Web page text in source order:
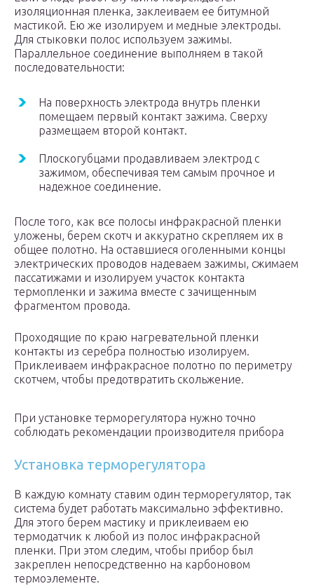
изоляционная пленка, заклеиваем ее битумной
мастикой. Ею же изолируем и медные электроды.
Для стыковки полос используем зажимы.
Параллельное соединение выполняем в такой
последовательности:
На поверхность электрода внутрь пленки
помещаем первый контакт зажима. Сверху
размещаем второй контакт.
Плоскогубцами продавливаем электрод с
зажимом, обеспечивая тем самым прочное и
надежное соединение.
После того, как все полосы инфракрасной пленки
уложены, берем скотч и аккуратно скрепляем их в
общее полотно. На оставшиеся оголенными концы
электрических проводов надеваем зажимы, сжимаем
пассатижами и изолируем участок контакта
термопленки и зажима вместе с зачищенным
фрагментом провода.
Проходящие по краю нагревательной пленки
контакты из серебра полностью изолируем.
Приклеиваем инфракрасное полотно по периметру
скотчем, чтобы предотвратить скольжение.
При установке терморегулятора нужно точно
соблюдать рекомендации производителя прибора
Установка терморегулятора
В каждую комнату ставим один терморегулятор, так
система будет работать максимально эффективно.
Для этого берем мастику и приклеиваем ею
термодатчик к любой из полос инфракрасной
пленки. При этом следим, чтобы прибор был
закреплен непосредственно на карбоновом
термоэлементе.